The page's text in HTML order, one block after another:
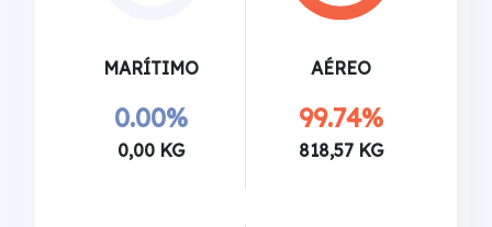
MARÍTIMO
0.00%
0,00 KG
AÉREO
99.74%
818,57 KG